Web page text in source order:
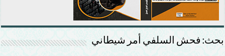
بحث: فحش السلفي أمر شيطاني